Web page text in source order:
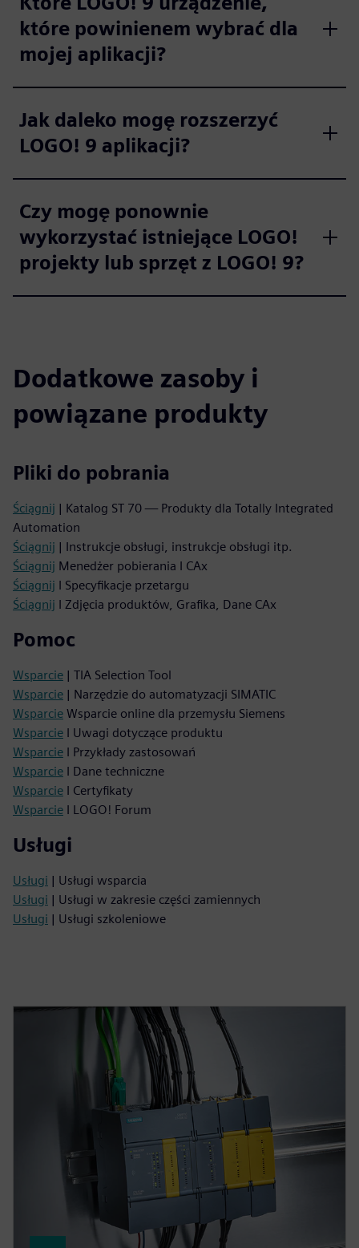
które powinienem wybrać dla
mojej aplikacji?
Jak daleko mogę rozszerzyć
LOGO! 9 aplikacji?
Czy mogę ponownie
wykorzystać istniejące LOGO!
projekty lub sprzęt z LOGO! 9?
Dodatkowe zasoby i
powiązane produkty
Pliki do pobrania
Ściągnij | Katalog ST 70 — Produkty dla Totally Integrated
Automation
Ściągnij | Instrukcje obsługi, instrukcje obsługi itp.
Ściągnij Menedżer pobierania I CAx
Ściągnij I Specyfikacje przetargu
Ściągnij I Zdjęcia produktów, Grafika, Dane CAx
Pomoc
Wsparcie | TIA Selection Tool
Wsparcie | Narzędzie do automatyzacji SIMATIC
Wsparcie Wsparcie online dla przemysłu Siemens
Wsparcie I Uwagi dotyczące produktu
Wsparcie I Przykłady zastosowań
Wsparcie I Dane techniczne
Wsparcie I Certyfikaty
Wsparcie I LOGO! Forum
Usługi
Usługi | Usługi wsparcia
Usługi | Usługi w zakresie części zamiennych
Usługi | Usługi szkoleniowe